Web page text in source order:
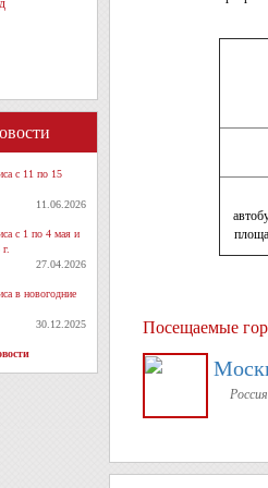
с 11 по 15
11.06.2026
с 1 по 4 мая и
27.04.2026
в новогодние
30.12.2025
Посещаемые
Россия